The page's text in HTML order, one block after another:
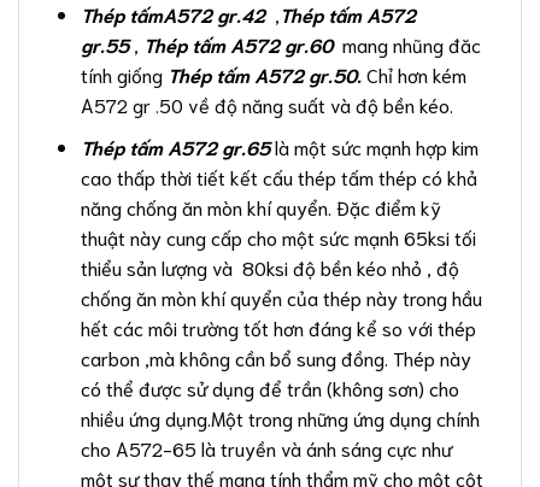
Thép tấmA572 gr.42,Thép tấm A572
gr.55, Thép tấm A572 gr.60mang nhũng đăc
tính giống Thép tấm A572 gr.50.Chỉ hơn kém
A572 gr .50 về độ năng suất và độ bền kéo.
Thép tấm A572 gr.65là một sức mạnh hợp kim
cao thấp thời tiết kết cấu thép tấm thép có khả
năng chống ăn mòn khí quyển. Đặc điểm kỹ
thuật này cung cấp cho một sức mạnh 65ksi tối
thiểu sản lượng và 80ksi độ bền kéo nhỏ , độ
chống ăn mòn khí quyển của thép này trong hầu
hết các môi trường tốt hơn đáng kể so với thép
carbon ,mà không cần bổ sung đồng. Thép này
có thể được sử dụng để trần (không sơn) cho
nhiều ứng dụng.Một trong những ứng dụng chính
cho A572-65 là truyền và ánh sáng cực như
một sự thay thế mang tính thẩm mỹ cho một cột